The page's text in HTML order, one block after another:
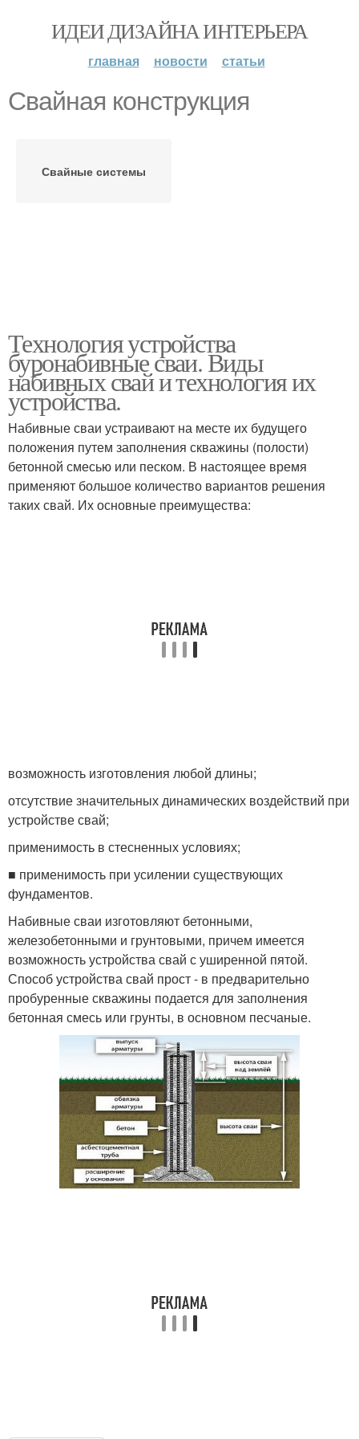
ИДЕИ ДИЗАЙНА ИНТЕРЬЕРА
главная новости статьи
Свайная конструкция
Свайные системы
Технология устройства
буронабивные сваи. Виды
набивных свай и технология их
устройства.
Набивные сваи устраивают на месте их будущего
положения пу­тем заполнения скважины (полости)
бетонной смесью или песком. В настоящее время
применяют большое количество вариантов реше­ния
таких свай. Их основные преимущества:
возможность изготовления любой длины;
отсутствие значительных динамических воздействий при
устрой­стве свай;
применимость в стесненных условиях;
■ применимость при усилении существующих
фундаментов.
Набивные сваи изготовляют бетонными,
железобетонными и грун­товыми, причем имеется
возможность устройства свай с уширенной пятой.
Способ устройства свай прост - в предварительно
пробуренные скважины подается для заполнения
бетонная смесь или грунты, в ос­новном песчаные.